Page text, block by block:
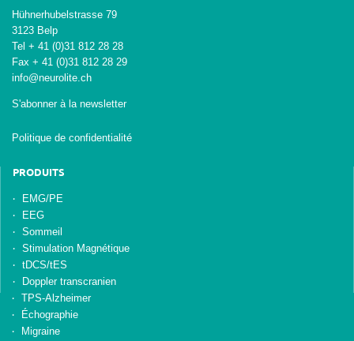
Hühnerhubelstrasse 79
3123 Belp
Tel + 41 (0)31 812 28 28
Fax + 41 (0)31 812 28 29
info@neurolite.ch
S'abonner à la newsletter
Politique de confidentialité
PRODUITS
EMG/PE
EEG
Sommeil
Stimulation Magnétique
tDCS/tES
Doppler transcranien
TPS-Alzheimer
Échographie
Migraine